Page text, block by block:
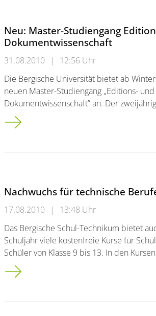
Neu: Master-Studiengang
Dokumentwissenschaft
31.08.2010 |
12:56 Uhr
Die Bergische Universität bietet ab
neuen Master-Studiengang „Editions- und
Dokumentwissenschaft” an. Der
Neu: Master-Studiengang Editions- und
Nachwuchs für technische
17.08.2010 |
13:48 Uhr
Das Bergische Schul-Technikum bietet
Schuljahr viele kostenfreie Kurse für
Schüler von Klasse 9 bis 13. In den
Nachwuchs für technische Berufe